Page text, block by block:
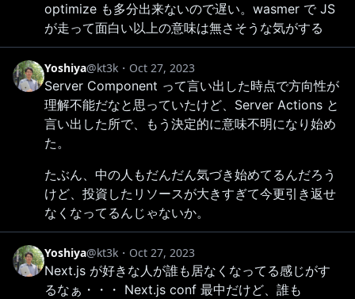
optimize も多分出来ないので遅い。wasmer で JS
が走って面白い以上の意味は無さそうな気がする
Yoshiya@kt3k ・ Oct 27, 2023
Server Component って言い出した時点で方向性が
理解不能だなと思っていたけど、Server Actions と
言い出した所で、もう決定的に意味不明になり始め
た。
たぶん、中の人もだんだん気づき始めてるんだろう
けど、投資したリソースが大きすぎて今更引き返せ
なくなってるんじゃないか。
Yoshiya@kt3k ・ Oct 27, 2023
Next.js が好きな人が誰も居なくなってる感じがす
るなぁ・・・ Next.js conf 最中だけど、誰も